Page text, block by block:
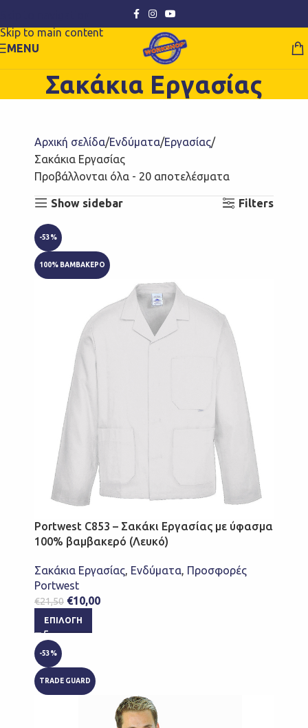
Skip to main content
MENU
Σακάκια Εργασίας
Αρχική σελίδα Ενδύματα Εργασίας
Σακάκια Εργασίας
Προβάλλονται όλα - 20 αποτελέσματα
Show sidebar Filters
-53%
100% ΒΑΜΒΑΚΕΡΟ
Portwest C853 – Σακάκι Εργασίας με ύφασμα
100% βαμβακερό (Λευκό)
Σακάκια Εργασίας, Ενδύματα, Προσφορές
Portwest
€21,50 €10,00
ΕΠΙΛΟΓΉ
-53%
TRADE GUARD